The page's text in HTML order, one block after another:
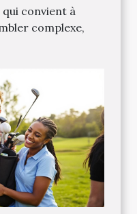
convient à
complexe,